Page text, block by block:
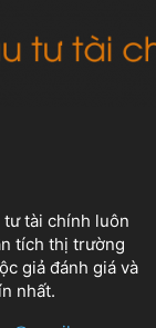
tài chính luôn
tích thị trường
giả đánh giá và
nhất.